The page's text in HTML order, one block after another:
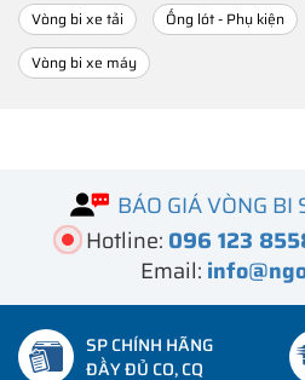
Vòng bi xe tải
Ống lót - Phụ kiện
Vòng bi xe máy
BÁO GIÁ VÒNG BI
Hotline: 096 123
Email:
SP CHÍNH HÃNG
ĐẦY ĐỦ CO, CQ